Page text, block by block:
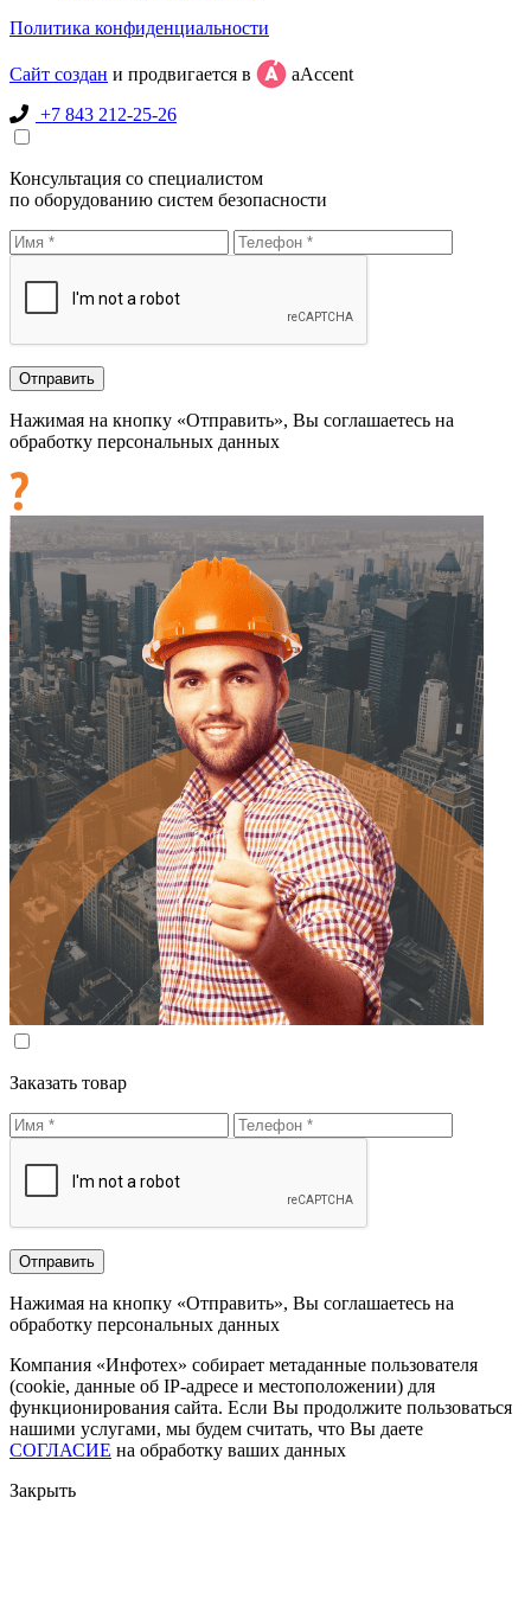
Политика конфиденциальности
Сайт создан и продвигается в
aAccent
+7 843 212-25-26
Консультация со специалистом
по оборудованию систем безопасности
Нажимая на кнопку «Отправить», Вы соглашаетесь на
обработку персональных данных
Заказать товар
Нажимая на кнопку «Отправить», Вы соглашаетесь на
обработку персональных данных
Компания «Инфотех» собирает метаданные пользователя
(cookie, данные об IP-адресе и местоположении) для
функционирования сайта. Если Вы продолжите пользоваться
нашими услугами, мы будем считать, что Вы даете
СОГЛАСИЕ на обработку ваших данных
Закрыть